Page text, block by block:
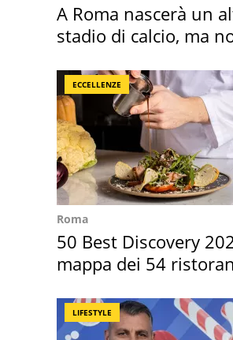
A Roma nascerà un
stadio di calcio, ma
ECCELLENZE
Roma
50 Best Discovery
mappa dei 54
LIFESTYLE